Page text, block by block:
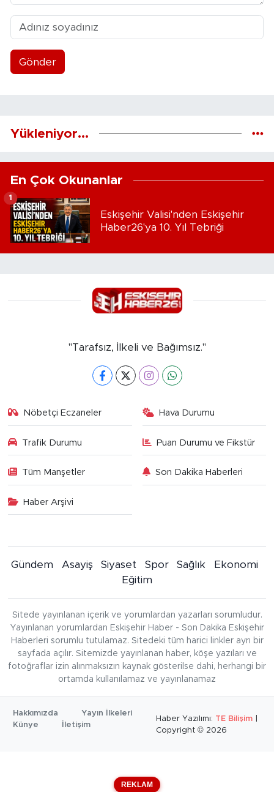
Gönder
Yükleniyor...
En Çok Okunanlar
Eskişehir Valisi'nden Eskişehir
Haber26'ya 10. Yıl Tebriği
1
"Tarafsız, İlkeli ve Bağımsız."
Nöbetçi Eczaneler Hava Durumu
Trafik Durumu Puan Durumu ve Fikstür
Tüm Manşetler Son Dakika Haberleri
Haber Arşivi
Gündem Asayiş Siyaset Spor Sağlık
Ekonomi
Eğitim
Sitede yayınlanan içerik ve yorumlardan yazarları sorumludur.
Yayınlanan yorumlardan Eskişehir Haber - Son Dakika Eskişehir
Haberleri sorumlu tutulamaz. Sitedeki tüm harici linkler ayrı bir
sayfada açılır. Sitemizde yayınlanan haber, köşe yazıları ve
fotoğraflar izin alınmaksızın kaynak gösterilse dahi, herhangi bir
ortamda kullanılamaz ve yayınlanamaz
Hakkımızda
Yayın İlkeleri
Künye
İletişim
Haber Yazılımı: TE Bilişim
Copyright © 2026
REKLAM